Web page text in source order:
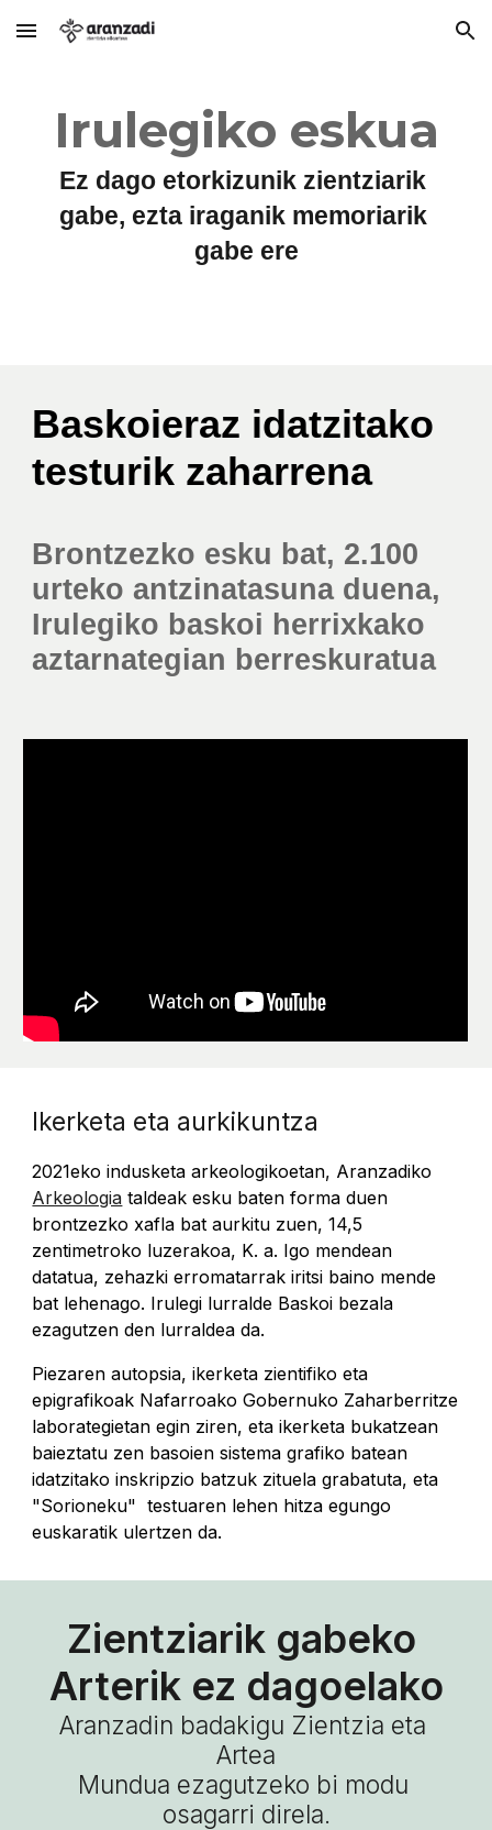
Skip to main content Skip to navigation
Irulegiko eskua
Ez dago etorkizunik zientziarik
gabe, ezta iraganik memoriarik
gabe ere
Baskoieraz idatzitako
testurik zaharrena
Brontzezko esku bat, 2.100
urteko antzinatasuna duena,
Irulegiko baskoi herrixkako
aztarnategian berreskuratua
Ikerketa eta aurkikuntza
Arkeologia taldeak esku baten forma duen
brontzezko xafla bat aurkitu zuen, 14,5
zentimetroko luzerakoa, K. a. Igo mendean
datatua, zehazki erromatarrak iritsi baino mende
bat lehenago. Irulegi lurralde Baskoi bezala
ezagutzen den lurraldea da.
Piezaren autopsia, ikerketa zientifiko eta
epigrafikoak Nafarroako Gobernuko Zaharberritze
laborategietan egin ziren, eta ikerketa bukatzean
baieztatu zen basoien sistema grafiko batean
idatzitako inskripzio batzuk zituela grabatuta, eta
"Sorioneku"  testuaren lehen hitza egungo
euskaratik ulertzen da.
Zientziarik gabeko
Arterik ez dagoelako
Aranzadin badakigu Zientzia eta
Artea
Mundua ezagutzeko bi modu
osagarri direla.